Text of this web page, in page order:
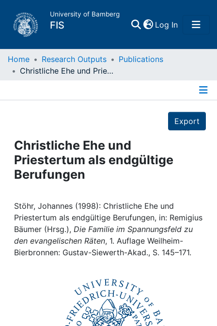
University of Bamberg
FIS Log In(current)
Home
Projects
People
Awards
My FIS
Home Research Outputs
Publications
Christliche Ehe und Priestertum als endgültige Berufungen
Export
Christliche Ehe und
Priestertum als endgültige
Berufungen
Stöhr, Johannes (1998): Christliche Ehe und
Priestertum als endgültige Berufungen, in: Remigius
Bäumer (Hrsg.), Die Familie im Spannungsfeld zu
den evangelischen Räten, 1. Auflage Weilheim-
Bierbronnen: Gustav-Siewerth-Akad., S. 145–171.